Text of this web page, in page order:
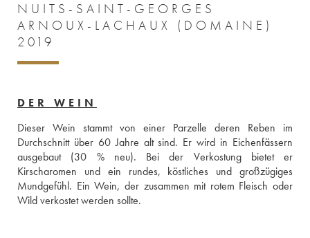
NUITS-SAINT-GEORGES
ARNOUX-LACHAUX (DOMAINE)
2019
DER WEIN
Dieser Wein stammt von einer Parzelle deren Reben im
Durchschnitt über 60 Jahre alt sind. Er wird in Eichenfässern
ausgebaut (30 % neu). Bei der Verkostung bietet er
Kirscharomen und ein rundes, köstliches und großzügiges
Mundgefühl. Ein Wein, der zusammen mit rotem Fleisch oder
Wild verkostet werden sollte.